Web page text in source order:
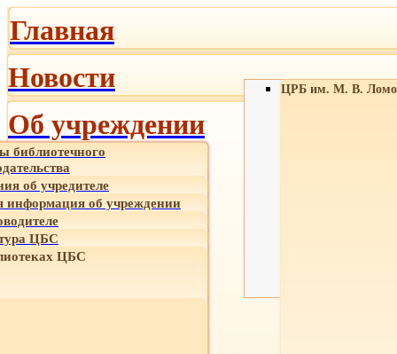
Главная
Новости
Об учреждении
библиотечного
об учредителе
об учреждении
ЦБС
ЦБС
ЦРБ им. М. В.